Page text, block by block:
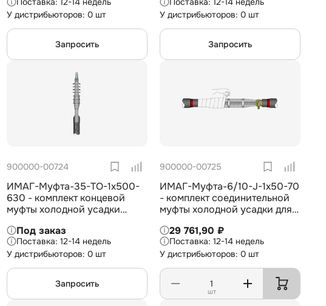
СПЭ на 35 кВ, 3х120-240 мм2
У дистрибьюторов: 0 шт
Запросить
СПЭ на 35 кВ, 3х300-400
мм2
У дистрибьюторов: 0 шт
Запросить
900000-00724
ИМАГ-Муфта-35-TO-1х500-
630 - комплект концевой
муфты холодной усадки
изоляцией из СПЭ на 35 кВ,
1х500-630 мм2
Под заказ
12-14 недель
У дистрибьюторов: 0 шт
Запросить
900000-00725
ИМАГ-Муфта-6/10-J-1х50-70
- комплект соединительной
муфты холодной усадки для
СПЭ на 6/10 кВ, 1х50-70 мм2
29 761,90 ₽
12-14 недель
У дистрибьюторов: 0 шт
шт